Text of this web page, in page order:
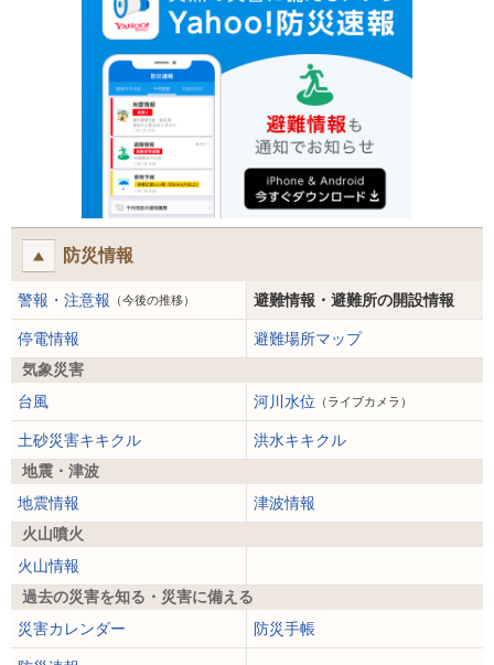
防災情報
警報・注意報 （今後の推移） 避難情報・避難所の開設情報
停電情報
避難場所マップ
気象災害
台風
河川水位 （ライブカメラ）
土砂災害キキクル
洪水キキクル
地震・津波
地震情報
津波情報
火山噴火
火山情報
過去の災害を知る・災害に備える
災害カレンダー
防災手帳